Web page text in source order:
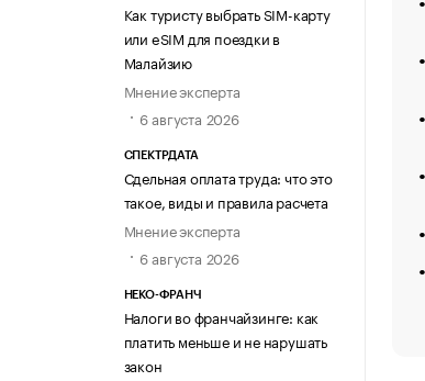
Как туристу выбрать SIM-карту
или eSIM для поездки в
Малайзию
Мнение эксперта
6 августа 2026
СПЕКТРДАТА
Сдельная оплата труда: что это
такое, виды и правила расчета
Мнение эксперта
6 августа 2026
НЕКО-ФРАНЧ
Налоги во франчайзинге: как
платить меньше и не нарушать
закон